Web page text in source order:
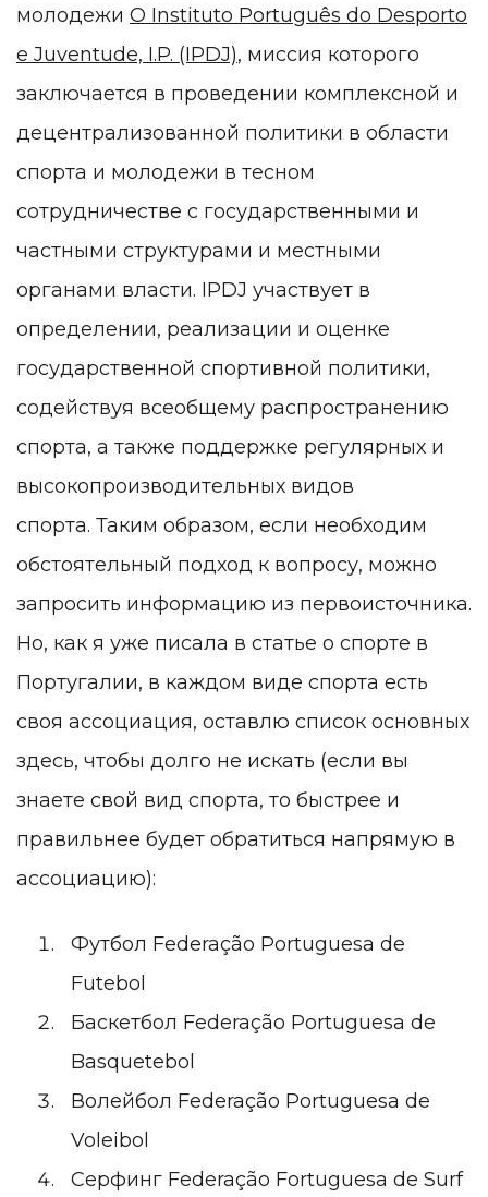
молодежи O Instituto Português do Desporto
e Juventude, I.P. (IPDJ), миссия которого
заключается в проведении комплексной и
децентрализованной политики в области
спорта и молодежи в тесном
сотрудничестве с государственными и
частными структурами и местными
органами власти. IPDJ участвует в
определении, реализации и оценке
государственной спортивной политики,
содействуя всеобщему распространению
спорта, а также поддержке регулярных и
высокопроизводительных видов
спорта. Таким образом, если необходим
обстоятельный подход к вопросу, можно
запросить информацию из первоисточника.
Но, как я уже писала в статье о спорте в
Португалии, в каждом виде спорта есть
своя ассоциация, оставлю список основных
здесь, чтобы долго не искать (если вы
знаете свой вид спорта, то быстрее и
правильнее будет обратиться напрямую в
ассоциацию):
Футбол Federação Portuguesa de
Futebol
Баскетбол Federação Portuguesa de
Basquetebol
Волейбол Federação Portuguesa de
Voleibol
Серфинг Federação Fortuguesa de Surf